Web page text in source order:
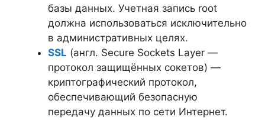
базы данных. Учетная запись root
должна использоваться исключительно
в административных целях.
SSL (англ. Secure Sockets Layer —
протокол защищённых сокетов) —
криптографический протокол,
обеспечивающий безопасную
передачу данных по сети Интернет.